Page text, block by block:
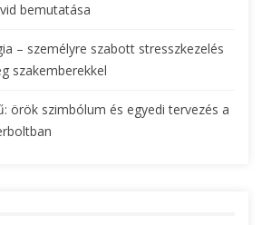
bemutatása
– személyre szabott stresszkezelés
szakemberekkel
örök szimbólum és egyedi tervezés a